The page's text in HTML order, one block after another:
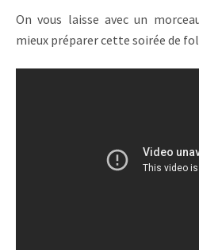
On vous laisse avec un
mieux préparer cette soirée de